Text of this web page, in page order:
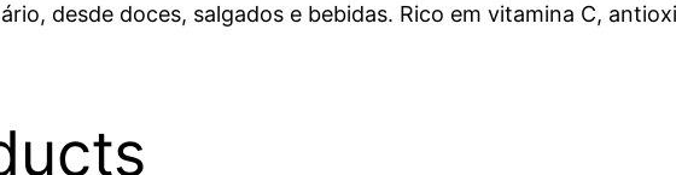
desde doces, salgados e bebidas. Rico em vitamina C,